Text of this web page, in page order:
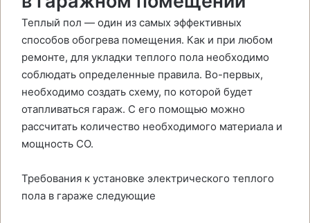
Теплый пол — один из самых эффективных
способов обогрева помещения. Как и при любом
ремонте, для укладки теплого пола необходимо
соблюдать определенные правила. Во-первых,
необходимо создать схему, по которой будет
отапливаться гараж. С его помощью можно
рассчитать количество необходимого материала и
мощность СО.
Требования к установке электрического теплого
пола в гараже следующие